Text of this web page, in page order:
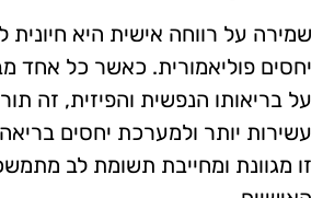
שמירה על רווחה אישית היא
יחסים פוליאמורית. כאשר כל אחד
על בריאותו הנפשית והפיזית, זה
עשירות יותר ולמערכת יחסים
זו מגוונת ומחייבת תשומת לב